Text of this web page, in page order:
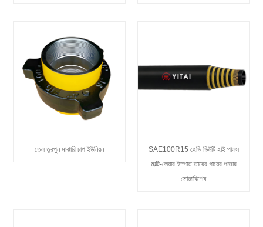
তেল তুরপুন মাঝারি চাপ ইউনিয়ন
SAE100R15 হেভি ডিউটি ​​হাই পালস
মাল্টি-লেয়ার ইস্পাত তারের পায়ের পাতার
মোজাবিশেষ